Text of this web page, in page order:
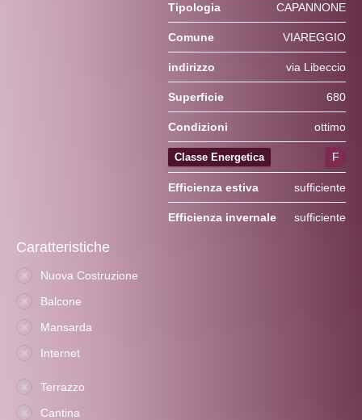
Tipologia CAPANNONE
Comune VIAREGGIO
indirizzo via Libeccio
Superficie 680
Condizioni ottimo
Classe Energetica F
Efficienza estiva sufficiente
Efficienza invernale sufficiente
Caratteristiche
Nuova Costruzione
Balcone
Mansarda
Internet
Terrazzo
Cantina